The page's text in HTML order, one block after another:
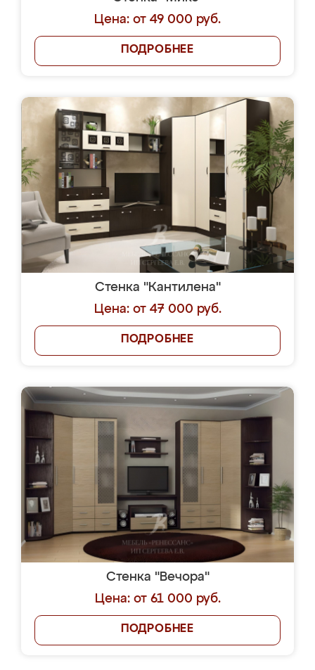
Цена: от 49 000 руб.
ПОДРОБНЕЕ
Стенка "Кантилена"
Цена: от 47 000 руб.
ПОДРОБНЕЕ
Стенка "Вечора"
Цена: от 61 000 руб.
ПОДРОБНЕЕ